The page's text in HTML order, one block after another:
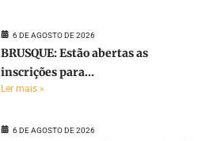
6 DE AGOSTO DE 2026
BRUSQUE: Estão abertas as
inscrições para...
Ler mais »
6 DE AGOSTO DE 2026